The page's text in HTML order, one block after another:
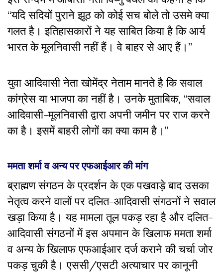
“यदि सदियों पुराने झूठ को कोई सच बोले तो उसमे क्या
गलत है। इतिहासकारों ने यह साबित किया है कि आर्य
भारत के मूलनिवासी नहीं हैं। वे बाहर से आए हैं।”
युवा आदिवासी नेता खोमेंद्र नेताम मानते है कि सवाल
कांग्रेस या भाजपा का नहीं है। उनके मुताबिक, “सवाल
आदिवासी-मूलनिवासी द्वारा अपनी जमीन पर राज करने
का है। इसमें बाहरी लोगों का क्या काम है।”
ममता शर्मा व अन्य पर एफआईआर की मांग
ब्राह्मण संगठन के प्रदर्शन के एक पखवाड़े बाद उसका
नेतृत्व करने वालों पर दलित-आदिवासी संगठनों ने सवाल
खड़ा किया है। यह मामला तूल पकड़ रहा है और दलित-
आदिवासी संगठनों में इस अपमान के खिलाफ ममता शर्मा
व अन्य के खिलाफ एफआईआर दर्ज कराने की चर्चा जोर
पकड़ चुकी है। एससी/एसटी अत्याचार पर कानूनी